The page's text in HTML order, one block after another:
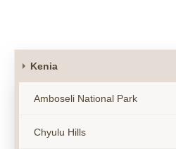
Kenia
Amboseli National Park
Chyulu Hills